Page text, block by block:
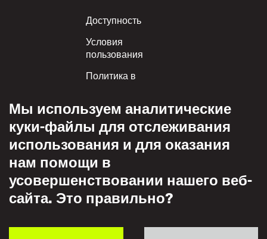
Footer
Доступность
Условия
пользования
Политика в
Приемлемое
пользование
конфиденциальности
Политика взаимного
уважения
Мы используем аналитические
куки-файлы для отслеживания
использования и для оказания
нам помощи в
усовершенствовании нашего веб-
сайта. Это правильно?